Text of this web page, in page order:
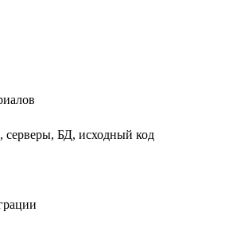
серверы, БД, исходный код